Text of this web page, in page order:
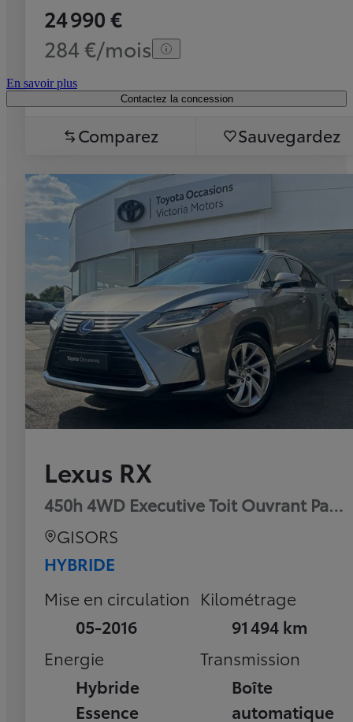
24 990 €
284 €/mois
En savoir plus
Contactez la concession
Comparez Sauvegardez
Lexus RX
450h 4WD Executive Toit Ouvrant
GISORS
HYBRIDE
Mise en circulation
05-2016
Kilométrage
91 494 km
Energie
Hybride
Essence
Transmission
Boîte
automatique